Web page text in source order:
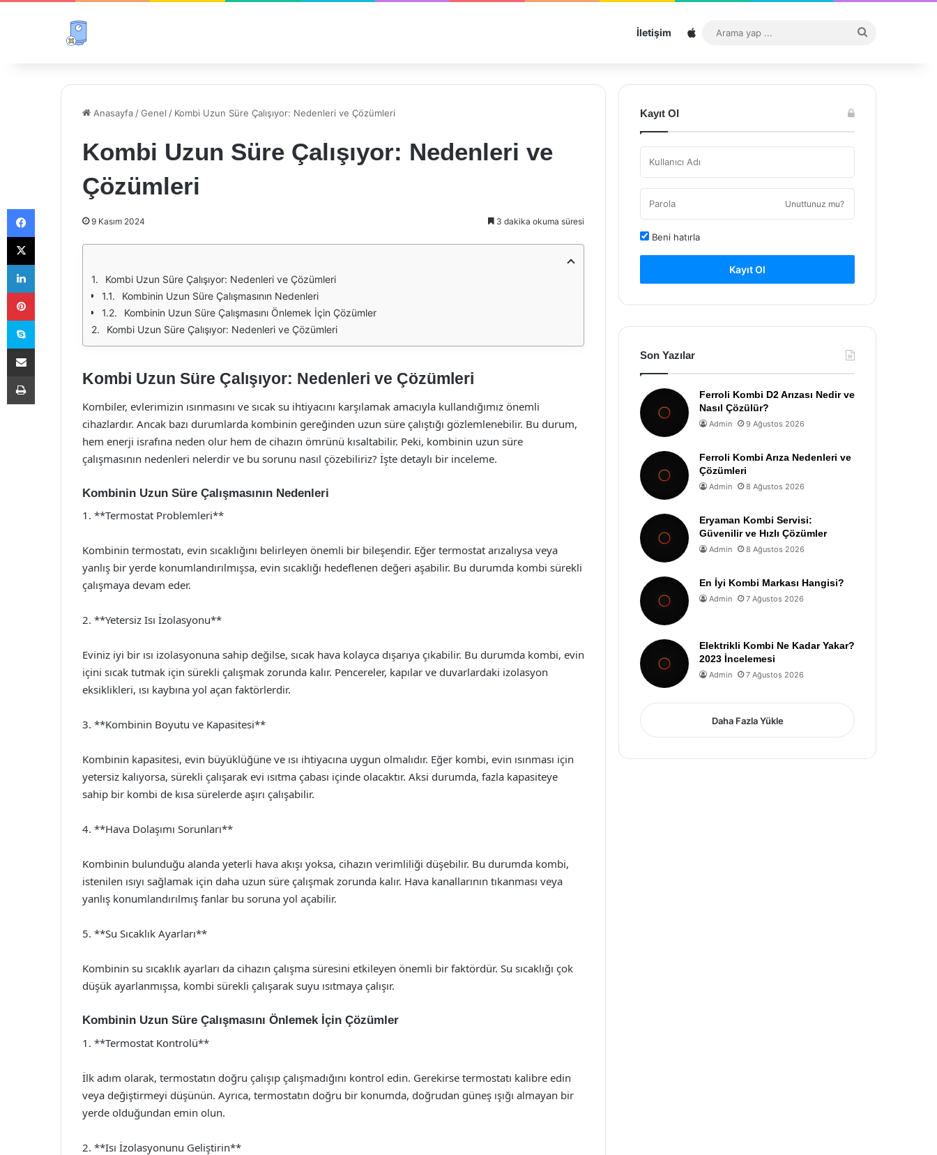
İletişim Sitemap
...
Anasayfa /Genel / Kombi Uzun Süre Çalışıyor: Nedenleri ve Çözümleri
Kombi Uzun Süre Çalışıyor: Nedenleri ve
Çözümleri
9 Kasım 2024 3 dakika okuma süresi
Kombi Uzun Süre Çalışıyor: Nedenleri ve Çözümleri
Kombinin Uzun Süre Çalışmasının Nedenleri
Kombinin Uzun Süre Çalışmasını Önlemek İçin Çözümler
Kombi Uzun Süre Çalışıyor: Nedenleri ve Çözümleri
Kombi Uzun Süre Çalışıyor: Nedenleri ve Çözümleri
Kombiler, evlerimizin ısınmasını ve sıcak su ihtiyacını karşılamak amacıyla kullandığımız önemli
cihazlardır. Ancak bazı durumlarda kombinin gereğinden uzun süre çalıştığı gözlemlenebilir. Bu durum,
hem enerji israfına neden olur hem de cihazın ömrünü kısaltabilir. Peki, kombinin uzun süre
çalışmasının nedenleri nelerdir ve bu sorunu nasıl çözebiliriz? İşte detaylı bir inceleme.
Kombinin Uzun Süre Çalışmasının Nedenleri
1. **Termostat Problemleri**
Kombinin termostatı, evin sıcaklığını belirleyen önemli bir bileşendir. Eğer termostat arızalıysa veya
yanlış bir yerde konumlandırılmışsa, evin sıcaklığı hedeflenen değeri aşabilir. Bu durumda kombi sürekli
çalışmaya devam eder.
2. **Yetersiz Isı İzolasyonu**
Eviniz iyi bir ısı izolasyonuna sahip değilse, sıcak hava kolayca dışarıya çıkabilir. Bu durumda kombi, evin
içini sıcak tutmak için sürekli çalışmak zorunda kalır. Pencereler, kapılar ve duvarlardaki izolasyon
eksiklikleri, ısı kaybına yol açan faktörlerdir.
3. **Kombinin Boyutu ve Kapasitesi**
Kombinin kapasitesi, evin büyüklüğüne ve ısı ihtiyacına uygun olmalıdır. Eğer kombi, evin ısınması için
yetersiz kalıyorsa, sürekli çalışarak evi ısıtma çabası içinde olacaktır. Aksi durumda, fazla kapasiteye
sahip bir kombi de kısa sürelerde aşırı çalışabilir.
4. **Hava Dolaşımı Sorunları**
Kombinin bulunduğu alanda yeterli hava akışı yoksa, cihazın verimliliği düşebilir. Bu durumda kombi,
istenilen ısıyı sağlamak için daha uzun süre çalışmak zorunda kalır. Hava kanallarının tıkanması veya
yanlış konumlandırılmış fanlar bu soruna yol açabilir.
5. **Su Sıcaklık Ayarları**
Kombinin su sıcaklık ayarları da cihazın çalışma süresini etkileyen önemli bir faktördür. Su sıcaklığı çok
düşük ayarlanmışsa, kombi sürekli çalışarak suyu ısıtmaya çalışır.
Kombinin Uzun Süre Çalışmasını Önlemek İçin Çözümler
1. **Termostat Kontrolü**
İlk adım olarak, termostatın doğru çalışıp çalışmadığını kontrol edin. Gerekirse termostatı kalibre edin
veya değiştirmeyi düşünün. Ayrıca, termostatın doğru bir konumda, doğrudan güneş ışığı almayan bir
yerde olduğundan emin olun.
2. **Isı İzolasyonunu Geliştirin**
Kayıt Ol
Unuttunuz mu?
Beni hatırla
Kayıt Ol
Son Yazılar
Ferroli Kombi D2 Arızası Nedir ve
Nasıl Çözülür?
Admin 9 Ağustos 2026
Ferroli Kombi Arıza Nedenleri ve
Çözümleri
Admin 8 Ağustos 2026
Eryaman Kombi Servisi:
Güvenilir ve Hızlı Çözümler
Admin 8 Ağustos 2026
En İyi Kombi Markası Hangisi?
Admin 7 Ağustos 2026
Elektrikli Kombi Ne Kadar Yakar?
2023 İncelemesi
Admin 7 Ağustos 2026
Daha Fazla Yükle
Facebook
X
LinkedIn
Pinterest
Skype
E-Posta ile paylaş